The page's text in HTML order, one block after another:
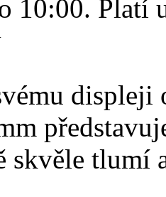
10:00. Platí
displeji
tlumí